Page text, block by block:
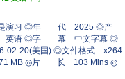
演习 ◎年 代 2025 ◎产
语 ◎字 幕 中文字幕 ◎
02-20(美国) ◎文件格式 x264
MB ◎片 长 103 Mins ◎